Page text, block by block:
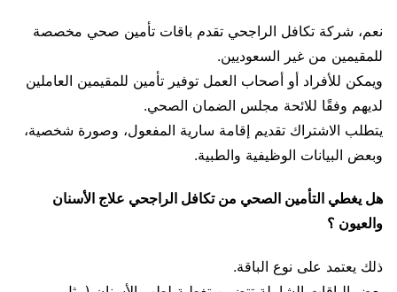
نعم، شركة تكافل الراجحي تقدم باقات تأمين صحي مخصصة
للمقيمين من غير السعوديين.
ويمكن للأفراد أو أصحاب العمل توفير تأمين للمقيمين العاملين
لديهم وفقًا للائحة مجلس الضمان الصحي.
يتطلب الاشتراك تقديم إقامة سارية المفعول، وصورة شخصية،
وبعض البيانات الوظيفية والطبية.
هل يغطي التأمين الصحي من تكافل الراجحي علاج الأسنان
والعيون ؟
ذلك يعتمد على نوع الباقة.